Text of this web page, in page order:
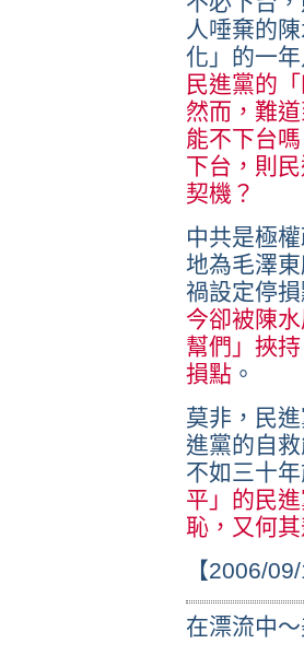
人唾棄的
化」的一
民進黨的
然而，難
能不下台
下台，則
契機？
中共是極
地為毛澤
禍設定停損
今卻被陳
幫們」挾
損點 。
莫非，民
進黨的自
不如三十
平」的民
恥，又何其
【2006/
在漂流中